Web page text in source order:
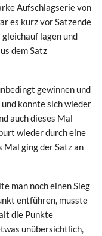
Aufschlagserie von
es kurz vor Satzende
gleichauf lagen und
dem Satz
gewinnen und
konnte sich wieder
auch dieses Mal
wieder durch eine
Mal ging der Satz an
man noch einen Sieg
entführen, musste
die Punkte
unübersichtlich,